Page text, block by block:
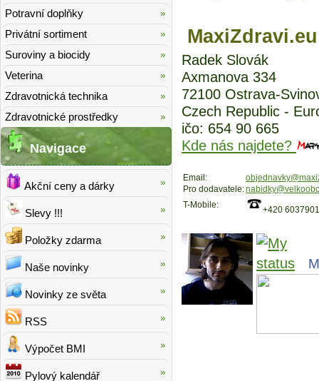
MaxiZdravi.eu
Radek Slovák
Axmanova 334
72100 Ostrava-
Czech Republic -
ičo: 654 90 665
Kde nás najdete?
Email:
Pro dodavatele:
T-Mobile:
+420
Potravní doplňky
Privátní sortiment
Suroviny a biocidy
Veterina
Zdravotnická technika
Zdravotnické prostředky
Navigace
Akční ceny a dárky
Slevy !!!
Položky zdarma
Naše novinky
Novinky ze světa
RSS
Výpočet BMI
Pylový kalendář